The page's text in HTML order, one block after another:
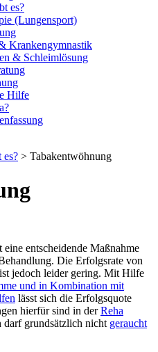
es?
(Lungensport)
Krankengymnastik
& Schleimlösung
Hilfe
es? > Tabakentwöhnung
eine entscheidende Maßnahme
Die Erfolgsrate von
jedoch leider gering. Mit Hilfe
und in Kombination mit
lässt sich die Erfolgsquote
hierfür sind in derReha
grundsätzlich nicht geraucht